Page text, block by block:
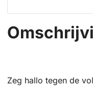
Zeg hallo tegen de